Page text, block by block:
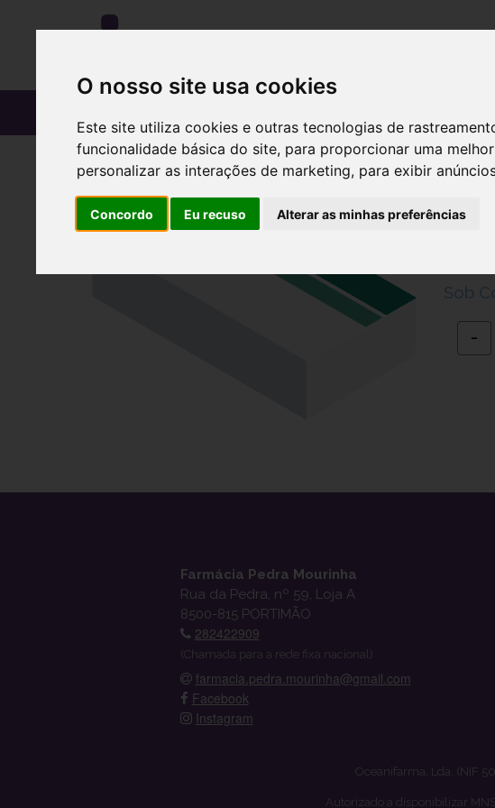
O nosso site usa cookies
Este site utiliza cookies e outras tecnologias de
funcionalidade básica do site, para proporcionar uma
personalizar as interações de marketing, para exibir
Concordo Eu recuso Alterar as minhas preferências
Ref.:
−
Farmácia Pedra Mourinha
Rua da Pedra, nº 59, Loja A
8500-815 PORTIMÃO
282422909
(Chamada para a rede fixa nacional)
farmacia.pedra.mourinha@gmail.com
Facebook
Instagram
Oceanifarma, Lda. (NIF
Autorizado a disponibilizar